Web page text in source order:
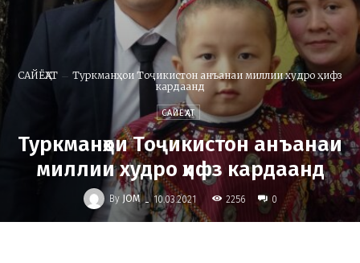
CАЙЁҲАТ
Туркманҳои Тоҷикистон анъанаи миллии худро ҳифз
кардаанд
CАЙЁҲАТ
Туркманҳои Тоҷикистон анъанаи
миллии худро ҳифз кардаанд
By JOM - 10.03.2021 2256 0